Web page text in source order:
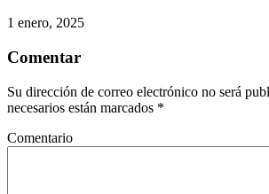
1 enero, 2025
Comentar
Su dirección de correo electrónico no será
necesarios están marcados *
Comentario